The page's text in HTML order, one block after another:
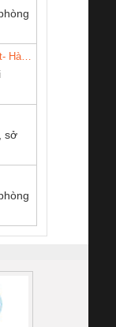
sát dòng
16I+
chống
Đà Nẵng
TY CP TỰ
LTD
sở